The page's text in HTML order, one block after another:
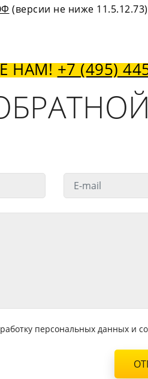
(версии не ниже
НАМ!+7 (495)
персональных данных и